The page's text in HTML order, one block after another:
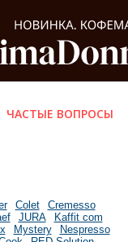
ЧАСТЫЕ ВОПРОСЫ
Colet
Cremesso
JURA
Kaffit com
Mystery
Nespresso